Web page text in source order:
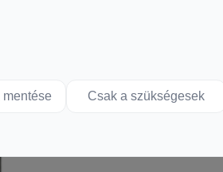
mentése Csak a szükségesek